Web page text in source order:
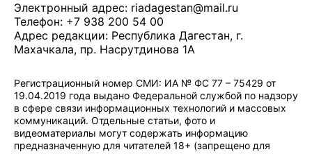
Электронный адрес: riadagestan@mail.ru
Телефон: +7 938 200 54 00
Адрес редакции: Республика Дагестан, г.
Махачкала, пр. Насрутдинова 1А
Регистрационный номер СМИ: ИА № ФС 77 – 75429 от
19.04.2019 года выдано Федеральной службой по надзору
в сфере связи информационных технологий и массовых
коммуникаций. Отдельные статьи, фото и
видеоматериалы могут содержать информацию
предназначенную для читателей 18+ (запрещено для